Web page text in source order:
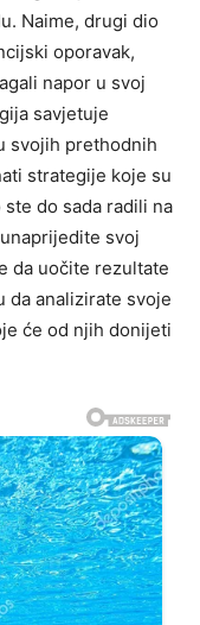
Naime, drugi dio
oporavak,
napor u svoj
savjetuje
svojih prethodnih
strategije koje su
do sada radili na
svoj
da uočite rezultate
da analizirate svoje
će od njih donijeti